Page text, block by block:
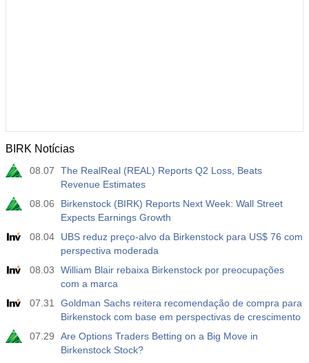
BIRK Notícias
08.07
The RealReal (REAL) Reports Q2 Loss, Beats
Revenue Estimates
08.06
Birkenstock (BIRK) Reports Next Week: Wall Street
Expects Earnings Growth
08.04
UBS reduz preço-alvo da Birkenstock para US$ 76 com
perspectiva moderada
08.03
William Blair rebaixa Birkenstock por preocupações
com a marca
07.31
Goldman Sachs reitera recomendação de compra para
Birkenstock com base em perspectivas de crescimento
07.29
Are Options Traders Betting on a Big Move in
Birkenstock Stock?